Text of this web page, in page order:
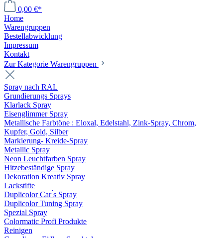
0,00 €*
Home
Warengruppen
Bestellabwicklung
Impressum
Kontakt
Zur Kategorie Warengruppen
Spray nach RAL
Grundierungs Sprays
Klarlack Spray
Eisenglimmer Spray
Metallische Farbtöne : Eloxal, Edelstahl, Zink-Spray, Chrom,
Kupfer, Gold, Silber
Markierung- Kreide-Spray
Metallic Spray
Neon Leuchtfarben Spray
Hitzebeständige Spray
Dekoration Kreativ Spray
Lackstifte
Duplicolor Car ́s Spray
Duplicolor Tuning Spray
Spezial Spray
Colormatic Profi Produkte
Reinigen